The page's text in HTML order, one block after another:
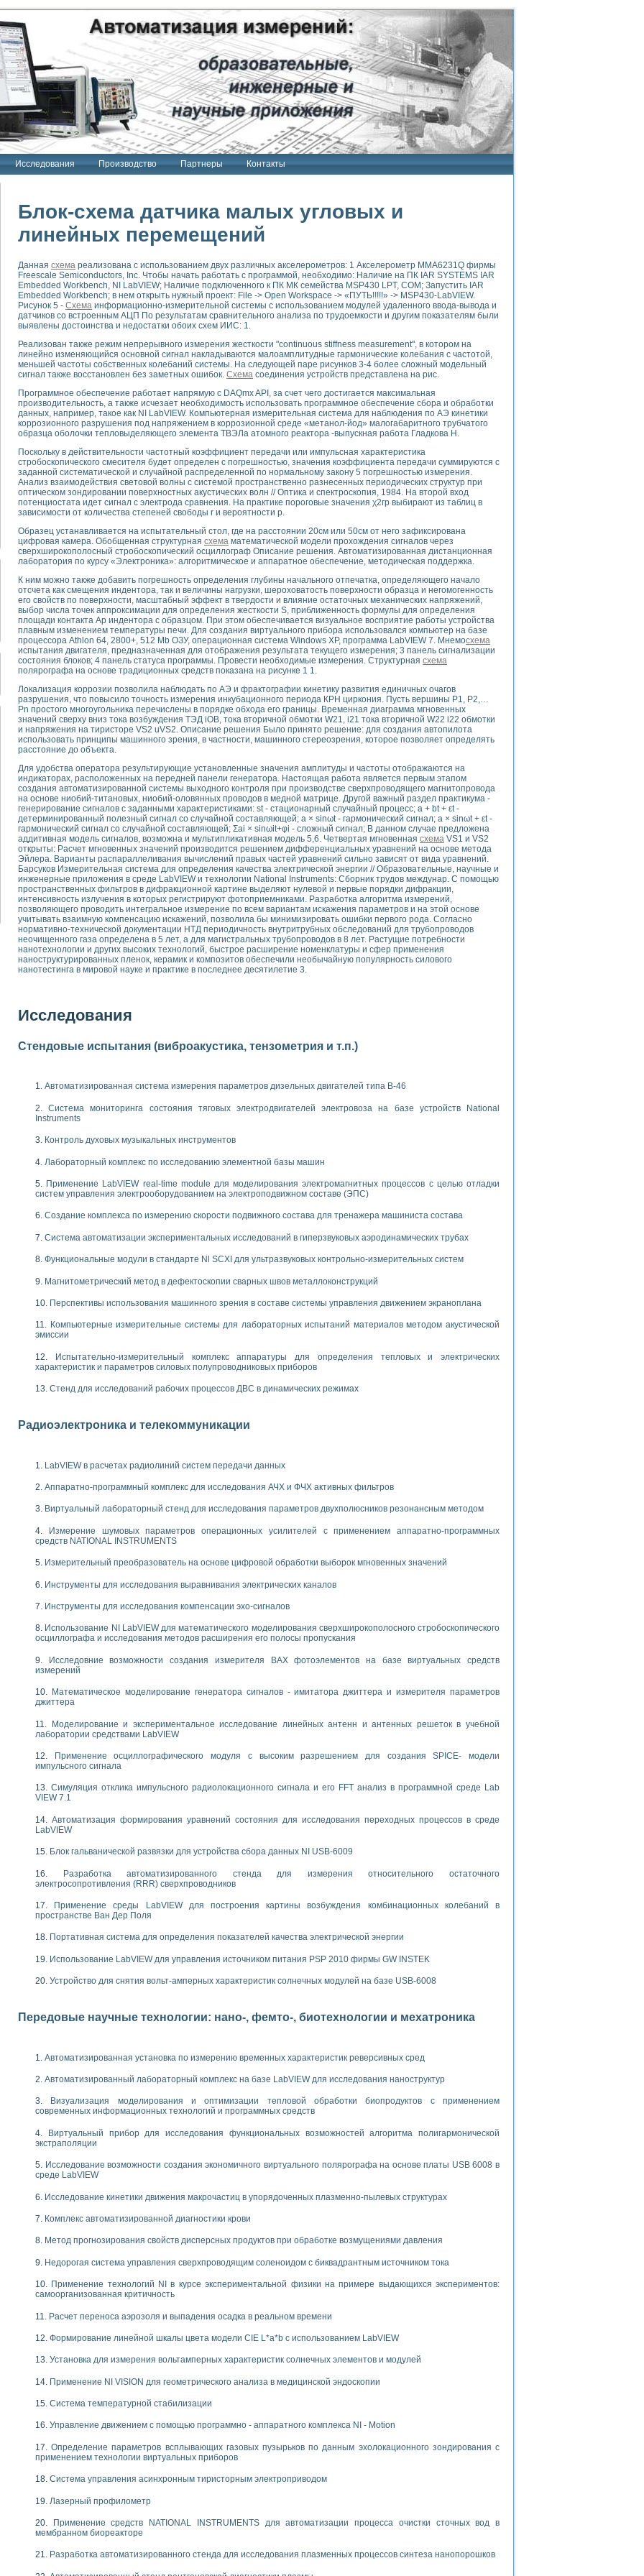
Исследования Производство Партнеры Контакты
"Сигнал-USB"
Интроскан
система
USB"
терапии серии СКАН
тензометрия и т.п.)
измерения параметров дизельных двигателей типа В-46
тяговых электродвигателей электровоза на базе устройств National Instruments
инструментов
элементной базы машин
module для моделирования электромагнитных процессов с целью отладки систем управления электрооборудованием на электроподвижном составе
скорости подвижного состава для тренажера машиниста состава
исследований в гиперзвуковых аэродинамических трубах
Nl SCXI для ультразвуковых контрольно-измерительных систем
сварных швов металлоконструкций
зрения в составе системы управления движением экраноплана
системы для лабораторных испытаний материалов методом акустической эмиссии
комплекс аппаратуры для определения тепловых и электрических характеристик и параметров силовых полупроводниковых приборов
процессов ДВС в динамических режимах
систем передачи данных
для исследования АЧХ и ФЧХ активных фильтров
для исследования параметров двухполюсников резонансным методом
операционных усилителей с применением аппаратно-программных средств NATIONAL INSTRUMENTS
на основе цифровой обработки выборок мгновенных значений
выравнивания электрических каналов
компенсации эхо-сигналов
математического моделирования сверхширокополосного стробоскопического осциллографа и исследования методов расширения его полосы
измерителя ВАХ фотоэлементов на базе виртуальных средств измерений
генератора сигналов - имитатора джиттера и измерителя параметров джиттера
исследование линейных антенн и антенных решеток в учебной лаборатории средствами LabVIEW
модуля с высоким разрешением для создания SPICE- модели импульсного сигнала
радиолокационного сигнала и его FFT анализ в программной среде Lab VIEW 7.1
уравнений состояния для исследования переходных процессов в среде LabVIEW
для устройства сбора данных NI USB-6009
стенда для измерения относительного остаточного электросопротивления (RRR) сверхпроводников
построения картины возбуждения комбинационных колебаний в пространстве Ван Дер Поля
показателей качества электрической энергии
управления источником питания PSP 2010 фирмы GW INSTEK
амперных характеристик солнечных модулей на базе USB-6008
нано-, фемто-, биотехнологии и мехатроника
по измерению временных характеристик реверсивных сред
комплекс на базе LabVIEW для исследования наноструктур
и оптимизации тепловой обработки биопродуктов с применением современных информационных технологий и программных средств
функциональных возможностей алгоритма полигармонической экстраполяции
экономичного виртуального полярографа на основе платы USB 6008 в среде LabVIEW
макрочастиц в упорядоченных плазменно-пылевых структурах
диагностики крови
дисперсных продуктов при обработке возмущениями давления
сверхпроводящим соленоидом с биквадрантным источником тока
экспериментальной физики на примере выдающихся экспериментов: самоорганизованная критичность
осадка в реальном времени
анализа в медицинской эндоскопии
программно - аппаратного комплекса NI - Motion
стенда для исследования плазменных процессов синтеза нанопорошков
дифракционные датчики малых перемещений и колебаний
и развития дефектов в растущем монокристалле карбида кремния на основе акустической эмиссии и лазерной интерферометрии
импедансный томограф на базе платы сбора данных PCI 6052E
механических свойств материалов в наношкале
процессов получения дисперсных продуктов на основе виртуальных приборов
переходных процессов при коротких замыканиях в узлах электрических нагрузок
обучающих информационных систем и тренажеров для персонала химических предприятий
и защиты ускорителя ЛУЭ-200
среды специальной барокамеры
INSTRUMENTS при разработке автоматизированного комплекса для исследования средств измерения температуры
термотрансферной маркировки изделий
исследований на базе LabVIEW
переходных характеристик асинхронных двигателей при пуске
эффективности систем управления в интегрированных средах
стенды
комплексы для вузов, осуществляющих подготовку специалистов по пищевой инженерии
в процесе изучения специальных дисциплин в технических колледжах
«Цифровые вычислительные устройства и микропроцессоры приборных комплексов» на основе Multisim
теории коммутации
для создания лабораторного практикума по измерениям магнитных величин
«Изучение магнитных свойств ферромагнетиков. Петля гистерезиса» с использованием графической среды программирования LabVIEW
интерфейсов обмена по протоколам RS232 и GPIB / имитатор оконечного устройства по интерфейсу RS232
адиабатического расширения газов
переходных характеристик асинхронных двигателей при пуске
результатов измерительного экспримента
Назначение. Состав. Возможности
INSTRUMENTS для создания систем автоматизированного лабораторного практикума
и корреляционный анализ"
принципа действия универсального цифрового вольтметра
обеспечение учебных лабораторных стендов
для изучения технологии выращивания полупроводниковых и оптических монокристаллов
для исследования АЧХ и ФЧХ активных фильтров
одномерных сигналов на основе алгоритма полигармонической экстраполяции
полигармонической экстраполяции в среде LabVIEW
принимаемых решений в среде LabVIEW
«Моделирование систем» и «Автоматизация проектирования систем и средств управления»
электрических характеристик газоразрядных и люминесцентных ламп
характеристик на основе использования звуковой карты ПК
работы «Имитационное моделирование погрешностей канала измерения температуры» в среде LabVIEW
национального проекта «Образование» технологий NATIONAL INSTRUMENTS в Нижегородском госуниверситете им. Н.И. Лобачевского
образования и подготовки преподавателей для работы в ИКТ насыщенной среде
по электротехнике в среде MULTISIM
частотного анализа для LabWindows/CVI и LabVIEW
«Технологии NATIONAL INSTRUMENTS» в ростовском колледже связи и информатики
постоянного тока
ИИС на базе оборудования NI CompactDAQ
Блок-схема датчика малых угловых и
линейных перемещений
Данная схема реализована с использованием двух различных акселерометров: 1 Акселерометр MMA6231Q фирмы
Freescale Semiconductors, Inc. Чтобы начать работать с программой, необходимо: Наличие на ПК IAR SYSTEMS IAR
Embedded Workbench, NI LabVIEW; Наличие подключенного к ПК МК семейства MSP430 LPT, COM; Запустить IAR
Embedded Workbench; в нем открыть нужный проект: File -> Open Workspace -> «ПУТЬ!!!!!» -> MSP430-LabVIEW.
Рисунок 5 - Схема информационно-измерительной системы с использованием модулей удаленного ввода-вывода и
датчиков со встроенным АЦП По результатам сравнительного анализа по трудоемкости и другим показателям были
выявлены достоинства и недостатки обоих схем ИИС: 1.
Реализован также режим непрерывного измерения жесткости "continuous stiffness measurement", в котором на
линейно изменяющийся основной сигнал накладываются малоамплитудные гармонические колебания с частотой,
меньшей частоты собственных колебаний системы. На следующей паре рисунков 3-4 более сложный модельный
сигнал также восстановлен без заметных ошибок. Схема соединения устройств представлена на рис.
Программное обеспечение работает напрямую с DAQmx API, за счет чего достигается максимальная
производительность, а также исчезает необходимость использовать программное обеспечение сбора и обработки
данных, например, такое как NI LabVIEW. Компьютерная измерительная система для наблюдения по АЭ кинетики
коррозионного разрушения под напряжением в коррозионной среде «метанол-йод» малогабаритного трубчатого
образца оболочки тепловыделяющего элемента ТВЭЛа атомного реактора -выпускная работа Гладкова Н.
Поскольку в действительности частотный коэффициент передачи или импульсная характеристика
стробоскопического смесителя будет определен с погрешностью, значения коэффициента передачи суммируются с
заданной систематической и случайной распределенной по нормальному закону 5 погрешностью измерения.
Анализ взаимодействия световой волны с системой пространственно разнесенных периодических структур при
оптическом зондировании поверхностных акустических волн // Оптика и спектроскопия, 1984. На второй вход
потенциостата идет сигнал с электрода сравнения. На практике пороговые значения χ2гр выбирают из таблиц в
зависимости от количества степеней свободы r и вероятности p.
Образец устанавливается на испытательный стол, где на расстоянии 20см или 50см от него зафиксирована
цифровая камера. Обобщенная структурная схема математической модели прохождения сигналов через
сверхширокополосный стробоскопический осциллограф Описание решения. Автоматизированная дистанционная
лаборатория по курсу «Электроника»: алгоритмическое и аппаратное обеспечение, методическая поддержка.
К ним можно также добавить погрешность определения глубины начального отпечатка, определяющего начало
отсчета как смещения индентора, так и величины нагрузки, шероховатость поверхности образца и негомогенность
его свойств по поверхности, масштабный эффект в твердости и влияние остаточных механических напряжений,
выбор числа точек аппроксимации для определения жесткости S, приближенность формулы для определения
площади контакта Ар индентора с образцом. При этом обеспечивается визуальное восприятие работы устройства
плавным изменением температуры печи. Для создания виртуального прибора использовался компьютер на базе
процессора Athlon 64, 2800+, 512 Mb ОЗУ, операционная система Windows XP, программа LabVIEW 7. Мнемосхема
испытания двигателя, предназначенная для отображения результата текущего измерения; 3 панель сигнализации
состояния блоков; 4 панель статуса программы. Провести необходимые измерения. Структурная схема
полярографа на основе традиционных средств показана на рисунке 1 1.
Локализация коррозии позволила наблюдать по АЭ и фрактографии кинетику развития единичных очагов
разрушения, что повысило точность измерения инкубационного периода КРН циркония. Пусть вершины P1, P2,…
Pn простого многоугольника перечислены в порядке обхода его границы. Временная диаграмма мгновенных
значений сверху вниз тока возбуждения ТЭД iОB, тока вторичной обмотки W21, i21 тока вторичной W22 i22 обмотки
и напряжения на тиристоре VS2 uVS2. Описание решения Было принято решение: для создания автопилота
использовать принципы машинного зрения, в частности, машинного стереозрения, которое позволяет определять
расстояние до объекта.
Для удобства оператора результирующие установленные значения амплитуды и частоты отображаются на
индикаторах, расположенных на передней панели генератора. Настоящая работа является первым этапом
создания автоматизированной системы выходного контроля при производстве сверхпроводящего магнитопровода
на основе ниобий-титановых, ниобий-оловянных проводов в медной матрице. Другой важный раздел практикума -
генерирование сигналов с заданными характеристиками: st - стационарный случайный процесс; а + bt + εt -
детерминированный полезный сигнал со случайной составляющей; а × sinωt - гармонический сигнал; а × sinωt + εt -
гармонический сигнал со случайной составляющей; Σаi × sinωit+φi - сложный сигнал; В данном случае предложена
аддитивная модель сигналов, возможна и мультипликативная модель 5,6. Четвертая мгновенная схема VS1 и VS2
открыты: Расчет мгновенных значений производится решением дифференциальных уравнений на основе метода
Эйлера. Варианты распараллеливания вычислений правых частей уравнений сильно зависят от вида уравнений.
Барсуков Измерительная система для определения качества электрической энергии // Образовательные, научные и
инженерные приложения в среде LabVIEW и технологии National Instruments: Сборник трудов междунар. С помощью
пространственных фильтров в дифракционной картине выделяют нулевой и первые порядки дифракции,
интенсивность излучения в которых регистрируют фотоприемниками. Разработка алгоритма измерений,
позволяющего проводить интегральное измерение по всем вариантам искажения параметров и на этой основе
учитывать взаимную компенсацию искажений, позволила бы минимизировать ошибки первого рода. Согласно
нормативно-технической документации НТД периодичность внутритрубных обследований для трубопроводов
неочищенного газа определена в 5 лет, а для магистральных трубопроводов в 8 лет. Растущие потребности
нанотехнологии и других высоких технологий, быстрое расширение номенклатуры и сфер применения
наноструктурированных пленок, керамик и композитов обеспечили необычайную популярность силового
нанотестинга в мировой науке и практике в последнее десятилетие 3.
Исследования
Стендовые испытания (виброакустика, тензометрия и т.п.)
Автоматизированная система измерения параметров дизельных двигателей типа В-46
Система мониторинга состояния тяговых электродвигателей электровоза на базе устройств National
Instruments
Контроль духовых музыкальных инструментов
Лабораторный комплекс по исследованию элементной базы машин
Применение LabVIEW real-time module для моделирования электромагнитных процессов с целью отладки
систем управления электрооборудованием на электроподвижном составе (ЭПС)
Создание комплекса по измерению скорости подвижного состава для тренажера машиниста состава
Система автоматизации экспериментальных исследований в гиперзвуковых аэродинамических трубах
Функциональные модули в стандарте Nl SCXI для ультразвуковых контрольно-измерительных систем
Магнитометрический метод в дефектоскопии сварных швов металлоконструкций
Перспективы использования машинного зрения в составе системы управления движением экраноплана
Компьютерные измерительные системы для лабораторных испытаний материалов методом акустической
эмиссии
Испытательно-измерительный комплекс аппаратуры для определения тепловых и электрических
характеристик и параметров силовых полупроводниковых приборов
Стенд для исследований рабочих процессов ДВС в динамических режимах
Радиоэлектроника и телекоммуникации
LabVIEW в расчетах радиолиний систем передачи данных
Аппаратно-программный комплекс для исследования АЧХ и ФЧХ активных фильтров
Виртуальный лабораторный стенд для исследования параметров двухполюсников резонансным методом
Измерение шумовых параметров операционных усилителей с применением аппаратно-программных
средств NATIONAL INSTRUMENTS
Измерительный преобразователь на основе цифровой обработки выборок мгновенных значений
Инструменты для исследования выравнивания электрических каналов
Инструменты для исследования компенсации эхо-сигналов
Использование NI LabVIEW для математического моделирования сверхширокополосного стробоскопического
осциллографа и исследования методов расширения его полосы пропускания
Исследовние возможности создания измерителя ВАХ фотоэлементов на базе виртуальных средств
измерений
Математическое моделирование генератора сигналов - имитатора джиттера и измерителя параметров
джиттера
Моделирование и экспериментальное исследование линейных антенн и антенных решеток в учебной
лаборатории средствами LabVIEW
Применение осциллографического модуля с высоким разрешением для создания SPICE- модели
импульсного сигнала
Симуляция отклика импульсного радиолокационного сигнала и его FFT анализ в программной среде Lab
VIEW 7.1
Автоматизация формирования уравнений состояния для исследования переходных процессов в среде
LabVIEW
Блок гальванической развязки для устройства сбора данных NI USB-6009
Разработка автоматизированного стенда для измерения относительного остаточного
электросопротивления (RRR) сверхпроводников
Применение среды LabVIEW для построения картины возбуждения комбинационных колебаний в
пространстве Ван Дер Поля
Портативная система для определения показателей качества электрической энергии
Использование LabVIEW для управления источником питания PSP 2010 фирмы GW INSTEK
Устройство для снятия вольт-амперных характеристик солнечных модулей на базе USB-6008
Передовые научные технологии: нано-, фемто-, биотехнологии и мехатроника
Автоматизированная установка по измерению временных характеристик реверсивных сред
Автоматизированный лабораторный комплекс на базе LabVIEW для исследования наноструктур
Визуализация моделирования и оптимизации тепловой обработки биопродуктов с применением
современных информационных технологий и программных средств
Виртуальный прибор для исследования функциональных возможностей алгоритма полигармонической
экстраполяции
Исследование возможности создания экономичного виртуального полярографа на основе платы USB 6008 в
среде LabVIEW
Исследование кинетики движения макрочастиц в упорядоченных плазменно-пылевых структурах
Комплекс автоматизированной диагностики крови
Метод прогнозирования свойств дисперсных продуктов при обработке возмущениями давления
Недорогая система управления сверхпроводящим соленоидом с биквадрантным источником тока
Применение технологий NI в курсе экспериментальной физики на примере выдающихся экспериментов:
самоорганизованная критичность
Расчет переноса аэрозоля и выпадения осадка в реальном времени
Формирование линейной шкалы цвета модели CIE L*a*b с использованием LabVIEW
Установка для измерения вольтамперных характеристик солнечных элементов и модулей
Применение NI VISION для геометрического анализа в медицинской эндоскопии
Система температурной стабилизации
Управление движением с помощью программно - аппаратного комплекса NI - Motion
Определение параметров всплывающих газовых пузырьков по данным эхолокационного зондирования с
применением технологии виртуальных приборов
Система управления асинхронным тиристорным электроприводом
Лазерный профилометр
Применение средств NATIONAL INSTRUMENTS для автоматизации процесса очистки сточных вод в
мембранном биореакторе
Разработка автоматизированного стенда для исследования плазменных процессов синтеза нанопорошков